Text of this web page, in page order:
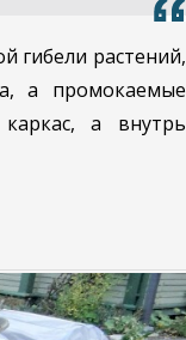
гибели растений,
а промокаемые
а внутрь